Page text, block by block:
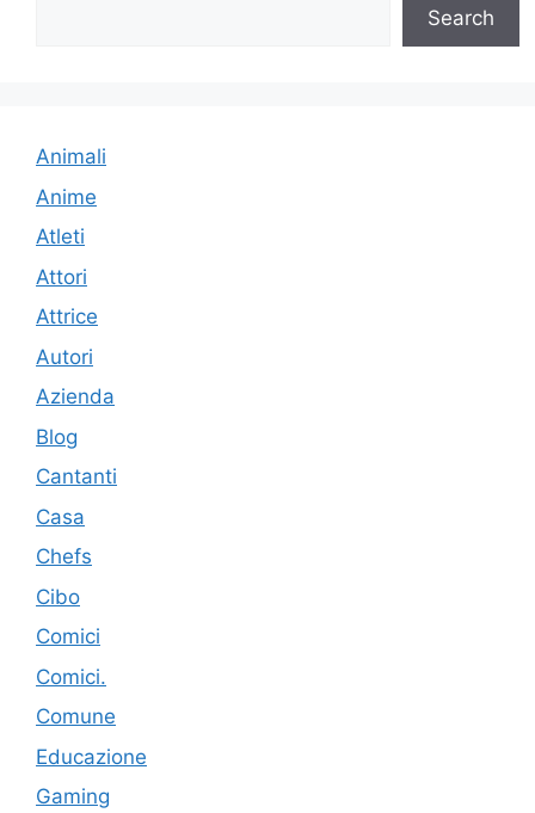
Search
Animali
Anime
Atleti
Attori
Attrice
Autori
Azienda
Blog
Cantanti
Casa
Chefs
Cibo
Comici
Comici.
Comune
Educazione
Gaming